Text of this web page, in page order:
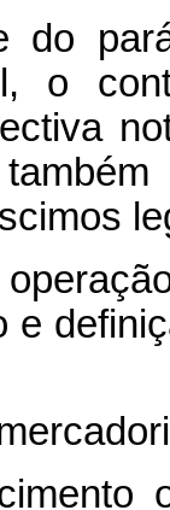
do
o
e